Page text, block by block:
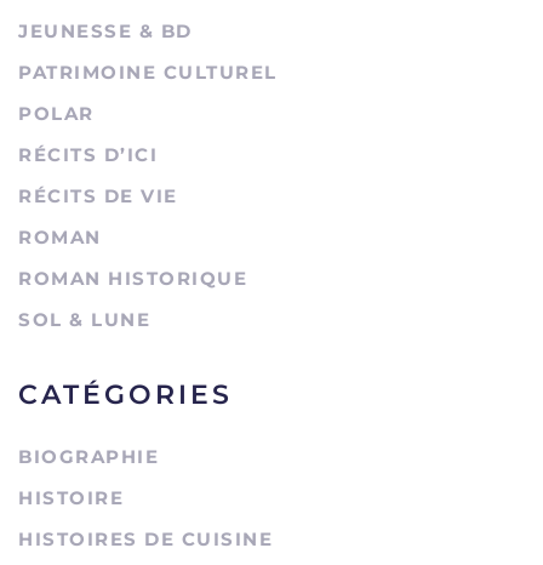
JEUNESSE & BD
PATRIMOINE CULTUREL
POLAR
RÉCITS D’ICI
RÉCITS DE VIE
ROMAN
ROMAN HISTORIQUE
SOL & LUNE
CATÉGORIES
BIOGRAPHIE
HISTOIRE
HISTOIRES DE CUISINE